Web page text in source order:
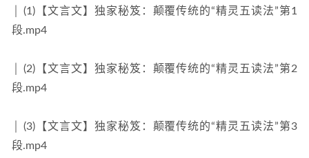
│ (1)【文言文】独家秘笈：颠覆传统的“精灵五读法”第1
段.mp4
│ (2)【文言文】独家秘笈：颠覆传统的“精灵五读法”第2
段.mp4
│ (3)【文言文】独家秘笈：颠覆传统的“精灵五读法”第3
段.mp4